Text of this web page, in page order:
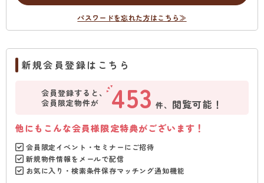
パスワードを忘れた方はこちら≫
新規会員登録はこちら
会員登録すると、
会員限定物件が
453 件、 閲覧可能！
他にもこんな会員様限定特典がございます！
会員限定イベント・セミナーにご招待
新規物件情報をメールで配信
お気に入り・検索条件保存マッチング通知機能